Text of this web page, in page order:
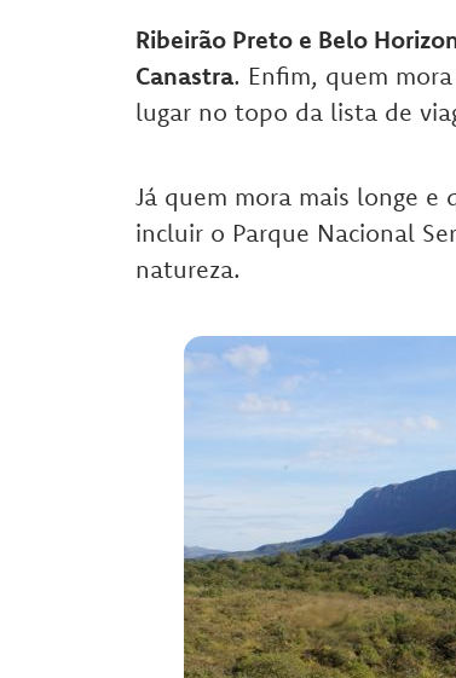
Ribeirão Preto e Belo
Canastra. Enfim, quem
lugar no topo da lista de
Já quem mora mais longe e
incluir o Parque Nacional
natureza.